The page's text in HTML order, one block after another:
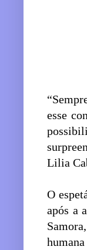
esse
Lilia
O
após a